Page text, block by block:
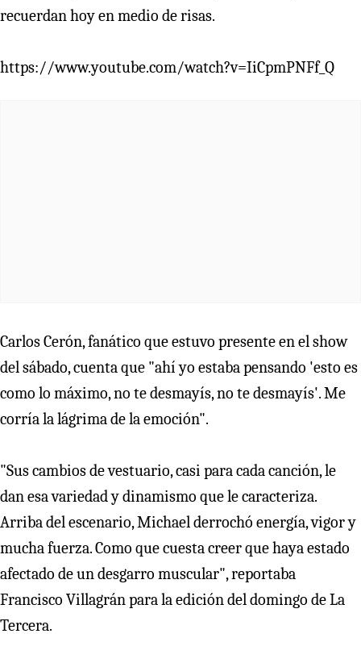
recuerdan hoy en medio de risas.
https://www.youtube.com/watch?v=IiCpmPNFf_Q
Carlos Cerón, fanático que estuvo presente en el show
del sábado, cuenta que "ahí yo estaba pensando 'esto es
como lo máximo, no te desmayís, no te desmayís'. Me
corría la lágrima de la emoción".
"Sus cambios de vestuario, casi para cada canción, le
dan esa variedad y dinamismo que le caracteriza.
Arriba del escenario, Michael derrochó energía, vigor y
mucha fuerza. Como que cuesta creer que haya estado
afectado de un desgarro muscular", reportaba
Francisco Villagrán para la edición del domingo de La
Tercera.